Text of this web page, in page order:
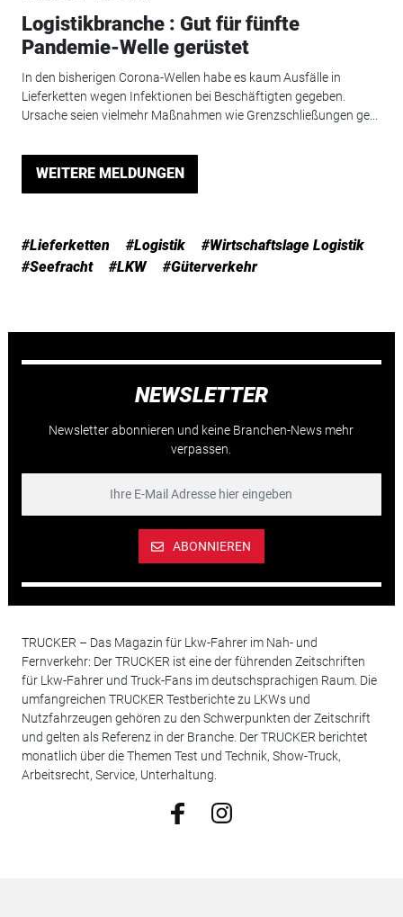
Logistikbranche : Gut für fünfte
Pandemie-Welle gerüstet
In den bisherigen Corona-Wellen habe es kaum Ausfälle in
Lieferketten wegen Infektionen bei Beschäftigten gegeben.
Ursache seien vielmehr Maßnahmen wie Grenzschließungen ge...
WEITERE MELDUNGEN
#Lieferketten #Logistik
#Wirtschaftslage Logistik
#Seefracht
#LKW #Güterverkehr
NEWSLETTER
Newsletter abonnieren und keine Branchen-News mehr
verpassen.
ABONNIEREN
TRUCKER – Das Magazin für Lkw-Fahrer im Nah- und
Fernverkehr: Der TRUCKER ist eine der führenden Zeitschriften
für Lkw-Fahrer und Truck-Fans im deutschsprachigen Raum. Die
umfangreichen TRUCKER Testberichte zu LKWs und
Nutzfahrzeugen gehören zu den Schwerpunkten der Zeitschrift
und gelten als Referenz in der Branche. Der TRUCKER berichtet
monatlich über die Themen Test und Technik, Show-Truck,
Arbeitsrecht, Service, Unterhaltung.